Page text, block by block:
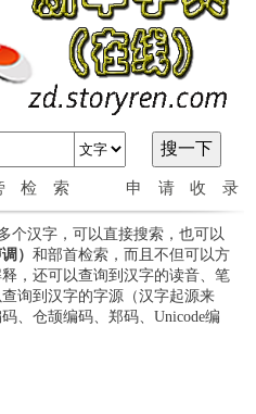
检索 申请收录
个汉字，可以直接搜索，也可以
） 和部首检索，而且不但可以方
，还可以查询到汉字的读音、笔
询到汉字的字源（汉字起源来
、仓颉编码、郑码、Unicode编